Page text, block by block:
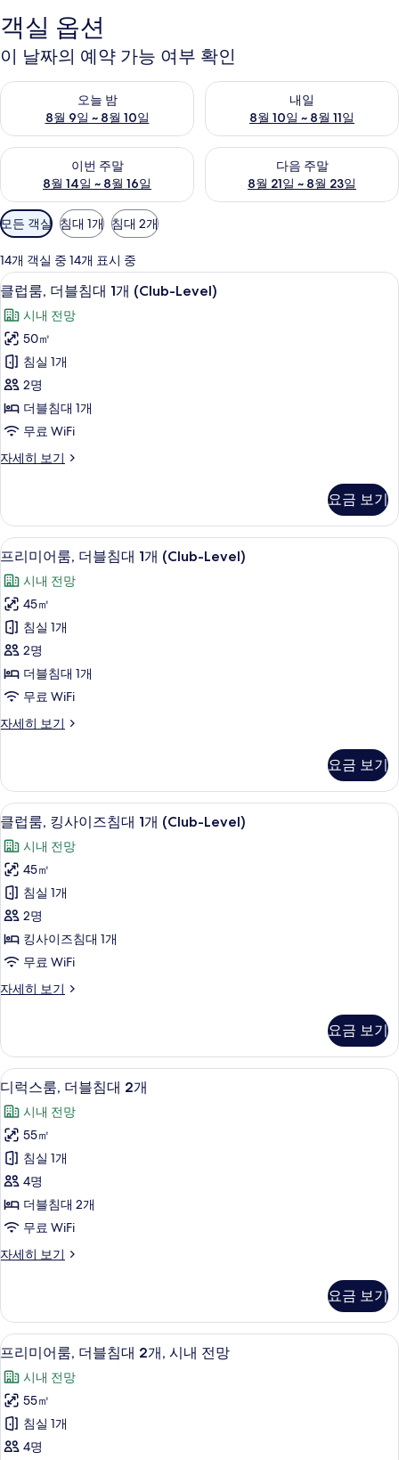
객실 옵션
이 날짜의 예약 가능 여부 확인
오늘 밤
8월 9일 ~ 8월 10일
오늘 밤 예약 가능 여부 확인, 8월 9일 ~ 8월 10일
내일
8월 10일 ~ 8월 11일
내일 예약 가능 여부 확인, 8월
이번 주말
8월 14일 ~ 8월 16일
이번 주말 예약 가능 여부 확인, 8월 14일 ~ 8월 16일
다음 주말
8월 21일 ~ 8월 23일
다음 주말 예약 가능 여부 확인
객
실
에
사
용
가
능
한
필
터
모든 객실 침대 1개 침대 2개
14개 객실 중 14개 표시 중
클
럽
룸,
더
블
침
대
개
사
진
모
두
보
기
이탈리아 프레떼 시트, 고급 침구, 필로
13
클럽룸, 더블침대 1개 (Club-Level)
시내 전망
50㎡
침실 1개
2명
더블침대 1개
무료 WiFi
자세히 보기
클
블
침
대
개
(Club-
Level)
자
세
히
보
기
요금 보기
프
리
미
어
룸,
더
블
침
대
개
(Club-
Level)
사
진
모
두
보
기
10
프리미어룸, 더블침대 1개 (Club-Level)
시내 전망
45㎡
침실 1개
2명
더블침대 1개
무료 WiFi
자세히 보기
프
룸,
더
블
대
개
(Club-
Level)
자
세
히
기
요금 보기
클
럽
룸,
킹
사
이
즈
침
대
개
(Club-
Level)
사
진
모
두
보
기
12
클럽룸, 킹사이즈침대 1개 (Club-Level)
시내 전망
45㎡
침실 1개
2명
킹사이즈침대 1개
무료 WiFi
자세히 보기
클
사
이
즈
침
대
개
(Club-
Level)
자
세
히
기
요금 보기
디
럭
스
룸,
더
블
침
대
2
사
진
모
두
보
기
디럭스룸, 더블침대 2개 | 이탈리아 프
5
디럭스룸, 더블침대 2개
시내 전망
55㎡
침실 1개
4명
더블침대 2개
무료 WiFi
자세히 보기
디
더
블
침
2
개
자
세
히
요금 보기
프
리
미
어
룸,
프리미어룸, 더블침대 2개, 시내 전망
6
프리미어룸, 더블침대 2개, 시내 전망
시내 전망
55㎡
침실 1개
4명